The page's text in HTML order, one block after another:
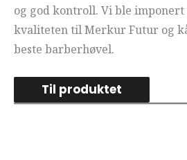
og god kontroll. Vi ble imponert
kvaliteten til Merkur Futur og
beste barberhøvel.
Til produktet